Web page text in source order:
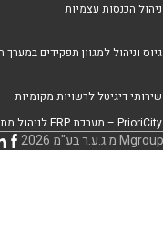
ניהול הכנסות עצמיות
גיוס וניהול למגוון תפקידים במערך
שירותי דיגיטל לרשויות מקומיות
PrioriCity – מערכת ERP לניהול מתקדם